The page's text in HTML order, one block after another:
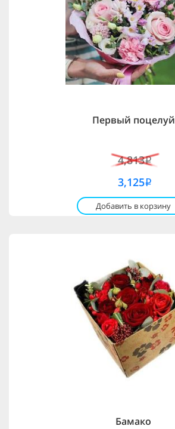
Первый поцелуй
4,813i
3,125i
Добавить в корзину
Бамако